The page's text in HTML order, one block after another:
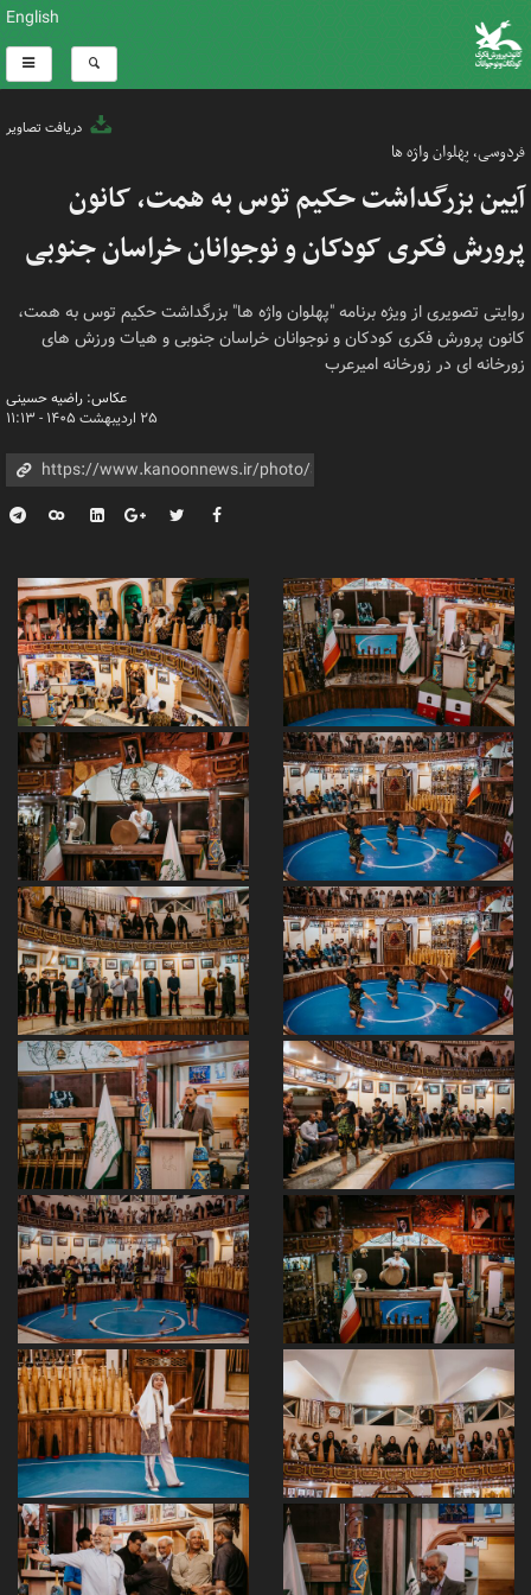
English
دریافت تصاویر
فردوسی، پهلوان واژه ها
آیین بزرگداشت حکیم توس به همت، کانون
پرورش فکری کودکان و نوجوانان خراسان جنوبی
روایتی تصویری از ویژه برنامه "پهلوان واژه ها" بزرگداشت حکیم توس به همت،
کانون پرورش فکری کودکان و نوجوانان خراسان جنوبی و هیات ورزش های
زورخانه ای در زورخانه امیرعرب
عکاس: راضیه حسینی
۲۵ اردیبهشت ۱۴۰۵ - ۱۱:۱۳